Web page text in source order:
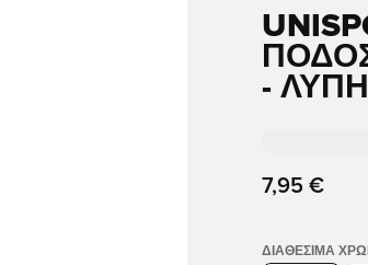
-
7,95 €
ΔΙΑΘΈΣΙΜΑ